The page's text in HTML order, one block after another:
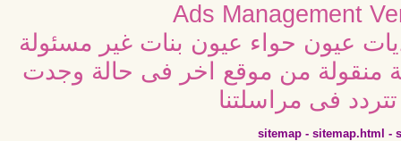
Ads Management
عيون حواء عيون بنات غير مسئولة
منقولة من موقع اخر فى حالة وجدت
فى مراسلتنا
sitemap - sitemap.html -